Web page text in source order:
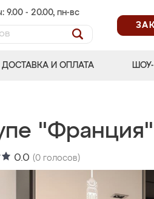
9.00 - 20.00, пн-вс
ДОСТАВКА И ОПЛАТА
"Франция"
0.0 (0 голосов)